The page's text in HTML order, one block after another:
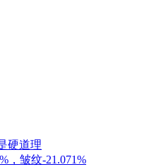
硬道理
，皱纹-21.071%